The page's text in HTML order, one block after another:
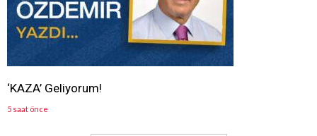
‘KAZA’ Geliyorum!
5 saat önce